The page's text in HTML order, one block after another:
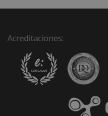
Acreditaciones: